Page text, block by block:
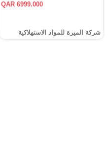
QAR 6999.000
شركة الميرة للمواد الاستهلاكية